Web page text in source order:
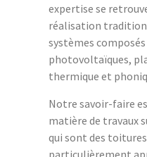
expertise se
réalisation
systèmes
photovoltaïques,
thermique et
Notre savoir-faire
matière de travaux
qui sont des
particulièrement